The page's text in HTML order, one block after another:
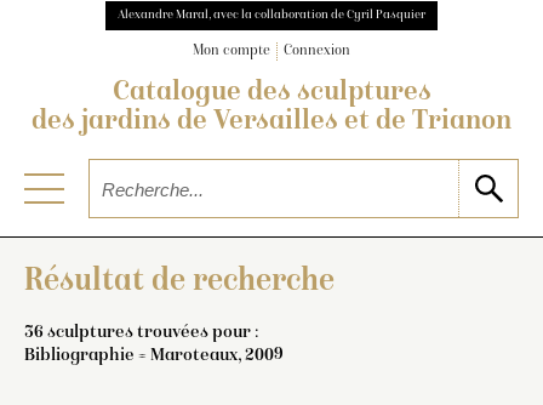
Alexandre Maral, avec la collaboration de Cyril Pasquier
Mon compte Connexion
Catalogue des sculptures
des jardins de Versailles et de Trianon
Résultat de recherche
36 sculptures trouvées pour :
Bibliographie = Maroteaux, 2009